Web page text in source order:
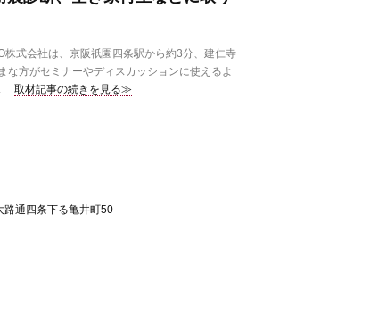
式会社は、京阪祇園四条駅から約3分、建仁寺
方がセミナーやディスカッションに使えるよ
取材記事の続きを見る≫
路通四条下る亀井町50